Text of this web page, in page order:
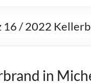
16 / 2022
in